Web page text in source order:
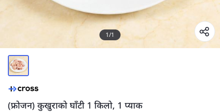
1/1
(फ्रोजन) कुखुराको घाँटी 1 किलो, 1 प्याक